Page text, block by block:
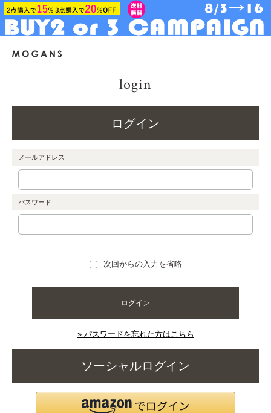
login
ログイン
メールアドレス
パスワード
次回からの入力を省略
ログイン
» パスワードを忘れた方はこちら
ソーシャルログイン